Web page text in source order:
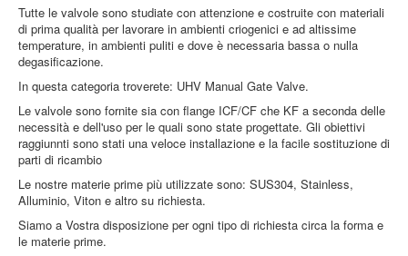
website. The
name of the
session
plg_system_eprivacy .www.pramashop.com
Acceptance
Privacy
_GRECAPTCHA https://www.google.com
Security for
Form
This cookie
Tutte le valvole sono studiate con attenzione e costruite con materiali
di prima qualità per lavorare in ambienti criogenici e ad altissime
temperature, in ambienti puliti e dove è necessaria bassa o nulla
degasificazione.
In questa categoria troverete: UHV Manual Gate Valve.
Le valvole sono fornite sia con flange ICF/CF che KF a seconda delle
necessità e dell'uso per le quali sono state progettate. Gli obiettivi
raggiunnti sono stati una veloce installazione e la facile sostituzione di
parti di ricambio
Le nostre materie prime più utilizzate sono: SUS304, Stainless,
Alluminio, Viton e altro su richiesta.
Siamo a Vostra disposizione per ogni tipo di richiesta circa la forma e
le materie prime.